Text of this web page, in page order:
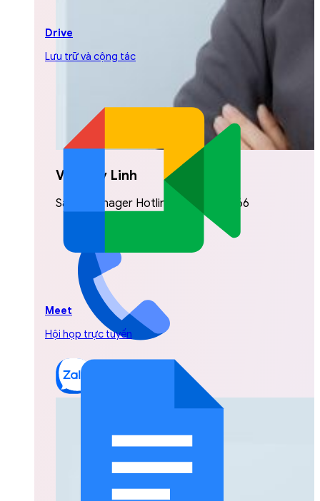
Vũ Thuỳ Linh
Sales Manager Hotline: 0842.999.666
Drive
Lưu trữ và cộng tác
Meet
Hội họp trực tuyến